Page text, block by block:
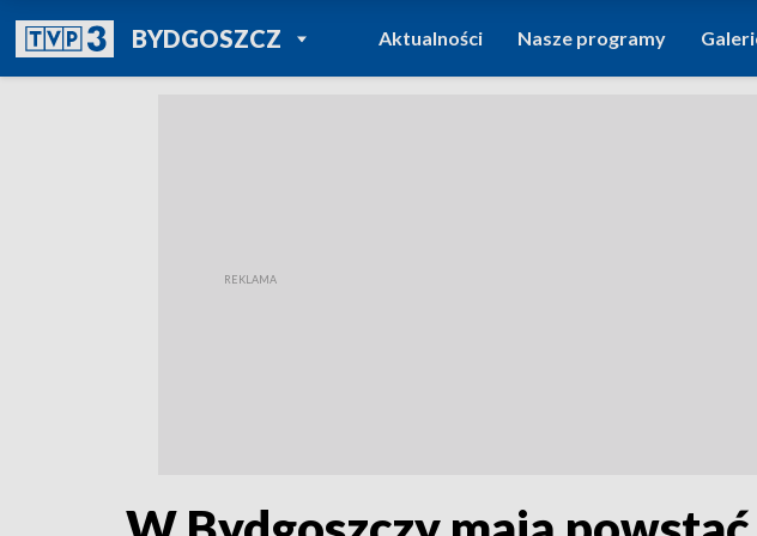
BYDGOSZCZPOWRÓT DO
TVP REGIONY
Aktualności Nasze programy